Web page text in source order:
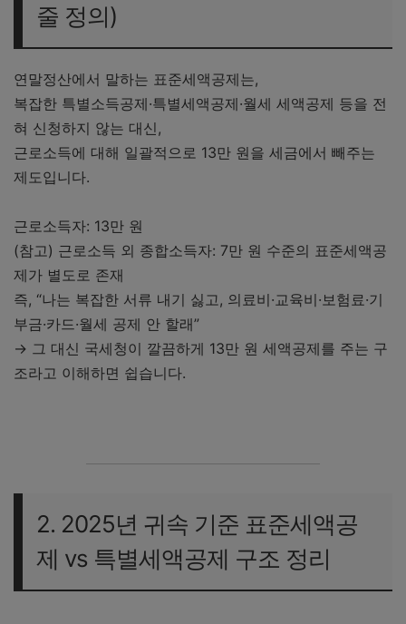
3. 언제 표준세액공제가 유리할까? (결론부터)
5. 실무적으로 어떻게 선택하나요? (홈택스 기준)
6. 2025년 귀속 기준 꼭 알아둘 추가 포인트
7. 표준세액공제 선택 전 체크리스트
줄 정의)
연말정산에서 말하는 표준세액공제는,
복잡한 특별소득공제·특별세액공제·월세 세액공제 등을 전
혀 신청하지 않는 대신,
근로소득에 대해 일괄적으로 13만 원을 세금에서 빼주는
제도입니다.
근로소득자: 13만 원
(참고) 근로소득 외 종합소득자: 7만 원 수준의 표준세액공
제가 별도로 존재
즉, “나는 복잡한 서류 내기 싫고, 의료비·교육비·보험료·기
부금·카드·월세 공제 안 할래”
→ 그 대신 국세청이 깔끔하게 13만 원 세액공제를 주는 구
조라고 이해하면 쉽습니다.
2. 2025년 귀속 기준 표준세액공
제 vs 특별세액공제 구조 정리